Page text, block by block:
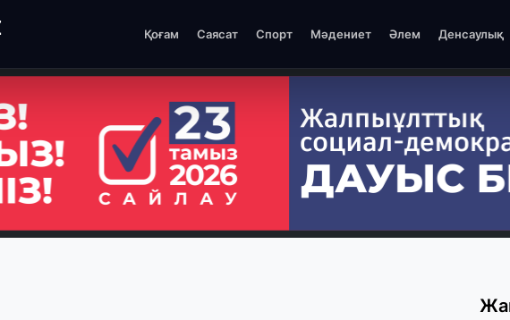
Қоғам Саясат Спорт Мәдениет Әлем Денсаулық